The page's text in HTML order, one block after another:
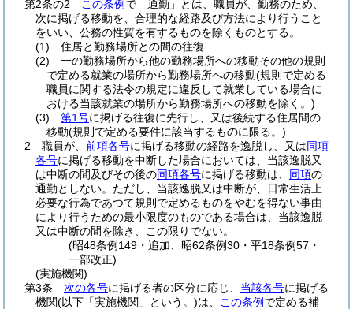
第2条の2
この条例 で「通勤」とは、職員が、勤務のため、
次に掲げる移動を、合理的な経路及び方法により行うこと
をいい、公務の性質を有するものを除くものとする。
(1)
住居と勤務場所との間の往復
(2)
一の勤務場所から他の勤務場所への移動その他の規則
で定める就業の場所から勤務場所への移動(規則で定める
職員に関する法令の規定に違反して就業している場合に
おける当該就業の場所から勤務場所への移動を除く。)
(3)
第1号に掲げる往復に先行し、又は後続する住居間の
移動(規則で定める要件に該当するものに限る。)
2
職員が、 前項各号に掲げる移動の経路を逸脱し、又は同項
各号に掲げる移動を中断した場合においては、当該逸脱又
は中断の間及びその後の同項各号に掲げる移動は、 同項の
通勤としない。 ただし、当該逸脱又は中断が、日常生活上
必要な行為であつて規則で定めるものをやむを得ない事由
により行うための最小限度のものである場合は、当該逸脱
又は中断の間を除き、この限りでない。
(昭48条例149・追加、昭62条例30・平18条例57・
一部改正)
(実施機関)
第3条
次の各号に掲げる者の区分に応じ、 当該各号に掲げる
機関(以下「実施機関」という。)は、 この条例 で定める補